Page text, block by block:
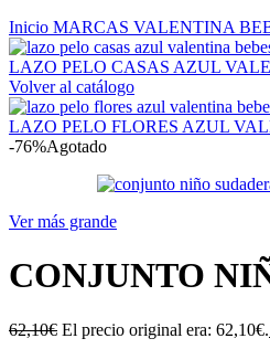
Inicio MARCAS VALENTINA
LAZO PELO CASAS AZUL
Volver al catálogo
LAZO PELO FLORES AZUL
-76%Agotado
Ver más grande
CONJUNTO
62,10€ El precio original era: 62,10€.